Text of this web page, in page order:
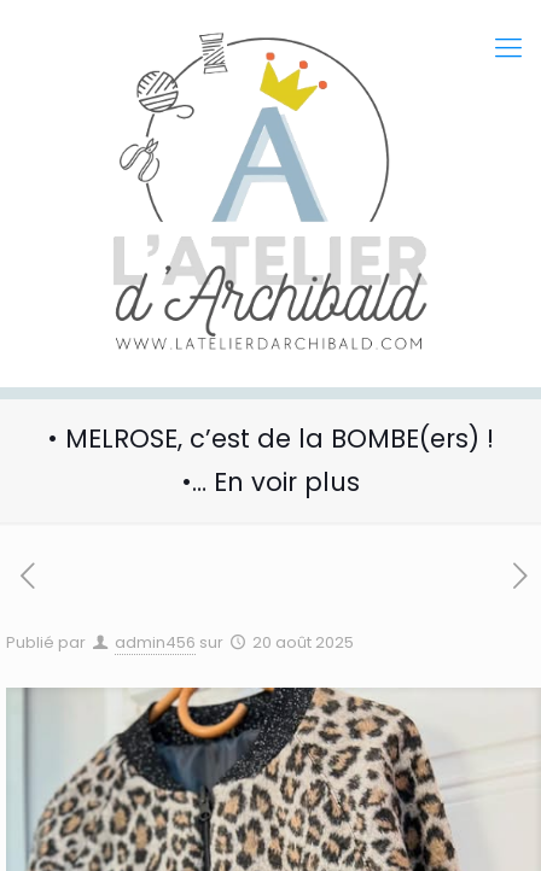
• MELROSE, c’est de la BOMBE(ers) !
•… En voir plus
Publié par admin456 sur 20 août 2025